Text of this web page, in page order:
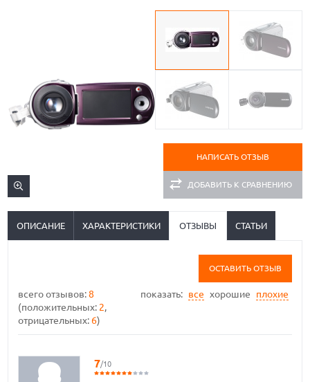
НАПИСАТЬ ОТЗЫВ
ДОБАВИТЬ К СРАВНЕНИЮ
ОПИСАНИЕ ХАРАКТЕРИСТИКИ ОТЗЫВЫ СТАТЬИ
ОСТАВИТЬ ОТЗЫВ
показать: все хорошие плохие
всего отзывов:8
(положительных: 2,
отрицательных: 6)
7/10